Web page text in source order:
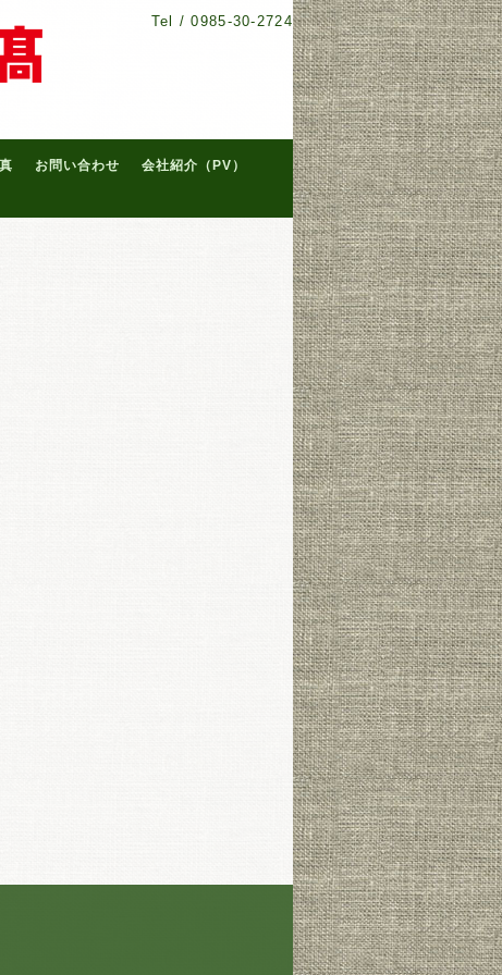
Tel /0985-30-2724
お問い合わせ
会社紹介（PV）